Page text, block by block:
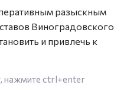
разыскным
Виноградовского
и привлечь к
нажмите ctrl+enter